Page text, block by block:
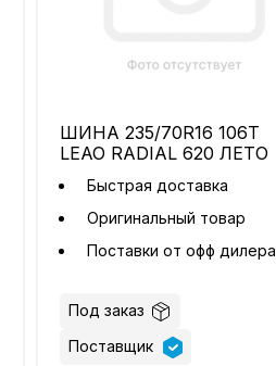
ШИНА 235/70R16 106T
LEAO RADIAL 620 ЛЕТО
Быстрая доставка
Оригинальный товар
Поставки от офф дилера
Под заказ
Поставщик